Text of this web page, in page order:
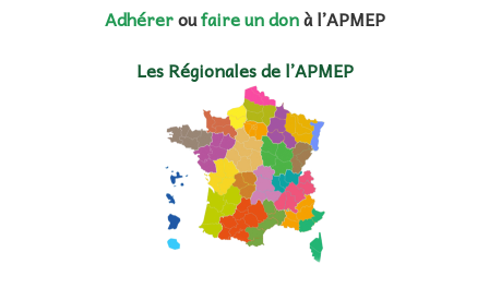
Adhéreroufaire un donà l’APMEP
Les Régionales de l’APMEP